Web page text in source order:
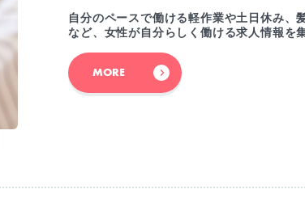
自分のペースで働ける軽作業や土日休み、
など、女性が自分らしく働ける求人情報を
MORE